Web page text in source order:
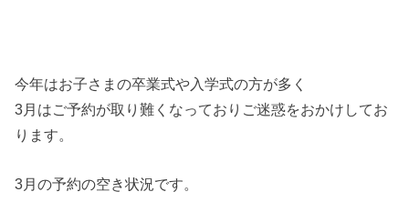
今年はお子さまの卒業式や入学式の方が多く
3月はご予約が取り難くなっておりご迷惑をおかけしてお
ります。
3月の予約の空き状況です。